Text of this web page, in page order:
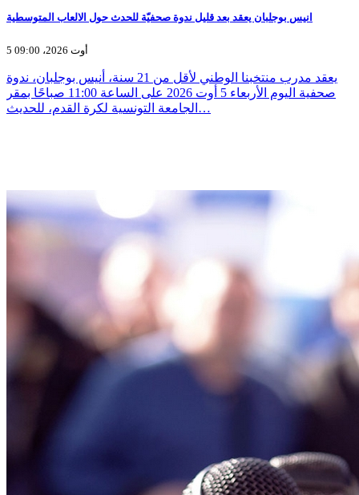
انيس بوجلبان يعقد بعد قليل ندوة صحفيّة للحدث حول الالعاب المتوسطية
5 أوت 2026، 09:00
يعقد مدرب منتخبنا الوطني لأقل من 21 سنة، أنيس بوجلبان، ندوة
صحفية اليوم الأربعاء 5 أوت 2026 على الساعة 11:00 صباحًا بمقر
الجامعة التونسية لكرة القدم، للحديث…